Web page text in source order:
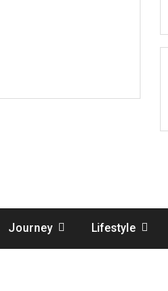
Journey Lifestyle